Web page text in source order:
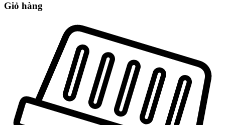
Giỏ hàng